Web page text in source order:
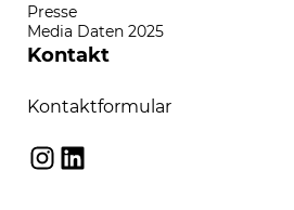
Presse
Media Daten 2025
Kontakt
Kontaktformular
Instagram
LinkedIn